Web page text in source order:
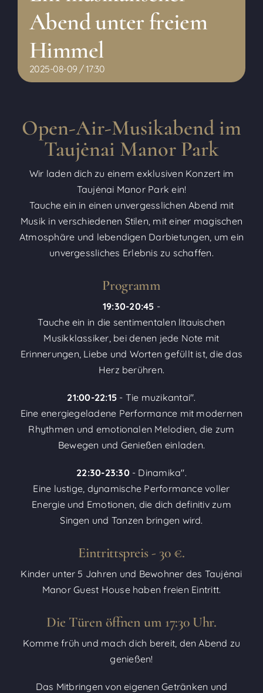
Abend unter freiem
Himmel
2025-08-09 / 17:30
Open-Air-Musikabend im
Taujėnai Manor Park
Wir laden dich zu einem exklusiven Konzert im
Taujėnai Manor Park ein!
Tauche ein in einen unvergesslichen Abend mit
Musik in verschiedenen Stilen, mit einer magischen
Atmosphäre und lebendigen Darbietungen, um ein
unvergessliches Erlebnis zu schaffen.
Programm
19:30-20:45 -
Tauche ein in die sentimentalen litauischen
Musikklassiker, bei denen jede Note mit
Erinnerungen, Liebe und Worten gefüllt ist, die das
Herz berühren.
21:00-22:15 - Tie muzikantai".
Eine energiegeladene Performance mit modernen
Rhythmen und emotionalen Melodien, die zum
Bewegen und Genießen einladen.
22:30-23:30- Dinamika".
Eine lustige, dynamische Performance voller
Energie und Emotionen, die dich definitiv zum
Singen und Tanzen bringen wird.
Eintrittspreis - 30 €.
Kinder unter 5 Jahren und Bewohner des Taujėnai
Manor Guest House haben freien Eintritt.
Die Türen öffnen um 17:30 Uhr.
Komme früh und mach dich bereit, den Abend zu
genießen!
Das Mitbringen von eigenen Getränken und